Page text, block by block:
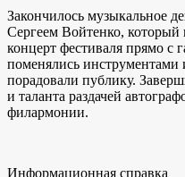
Закончилось музыкальное
Сергеем Войтенко, который
концерт фестиваля прямо с
поменялись
порадовали публику.
и таланта раздачей
филармонии.
Информационная справка